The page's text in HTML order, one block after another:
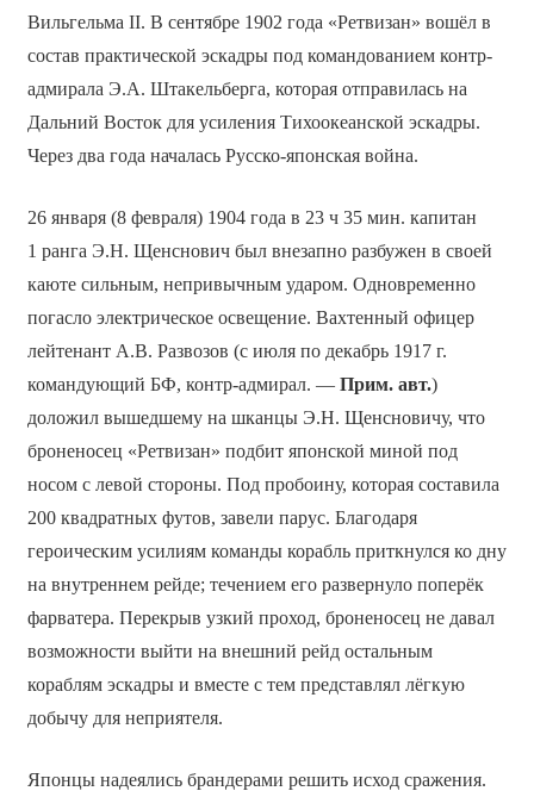
Вильгельма II. В сентябре 1902 года «Ретвизан» вошёл в
состав практической эскадры под командованием контр-
адмирала Э.А. Штакельберга, которая отправилась на
Дальний Восток для усиления Тихоокеанской эскадры.
Через два года началась Русско-японская война.
26 января (8 февраля) 1904 года в 23 ч 35 мин. капитан
1 ранга Э.Н. Щенснович был внезапно разбужен в своей
каюте сильным, непривычным ударом. Одновременно
погасло электрическое освещение. Вахтенный офицер
лейтенант А.В. Развозов (с июля по декабрь 1917 г.
командующий БФ, контр-адмирал. — Прим. авт.)
доложил вышедшему на шканцы Э.Н. Щенсновичу, что
броненосец «Ретвизан» подбит японской миной под
носом с левой стороны. Под пробоину, которая составила
200 квадратных футов, завели парус. Благодаря
героическим усилиям команды корабль приткнулся ко дну
на внутреннем рейде; течением его развернуло поперёк
фарватера. Перекрыв узкий проход, броненосец не давал
возможности выйти на внешний рейд остальным
кораблям эскадры и вместе с тем представлял лёгкую
добычу для неприятеля.
Японцы надеялись брандерами решить исход сражения.